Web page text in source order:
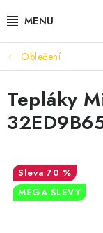
na
BOTY PÁNSKÉ
BOTY DÁMSKÉ
PÁNSKÉ
DÁMSKÉ OBLEČENÍ
DOPLŇKY
Oblečení
Tepláky
70 %
MEGA SLEVY